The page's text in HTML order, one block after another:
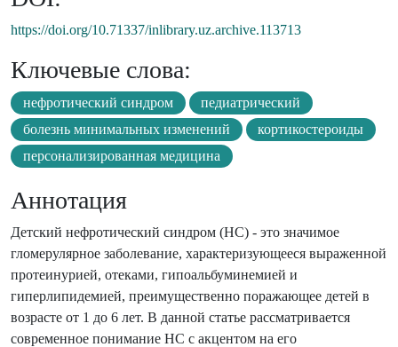
https://doi.org/10.71337/inlibrary.uz.archive.113713
Ключевые слова:
нефротический синдром
педиатрический
болезнь минимальных изменений
кортикостероиды
персонализированная медицина
Аннотация
Детский нефротический синдром (НС) - это значимое
гломерулярное заболевание, характеризующееся выраженной
протеинурией, отеками, гипоальбуминемией и
гиперлипидемией, преимущественно поражающее детей в
возрасте от 1 до 6 лет. В данной статье рассматривается
современное понимание НС с акцентом на его